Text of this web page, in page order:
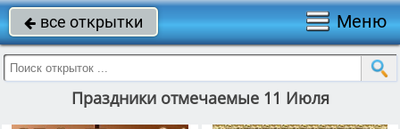
 все открытки Меню
Праздники отмечаемые 11 Июля